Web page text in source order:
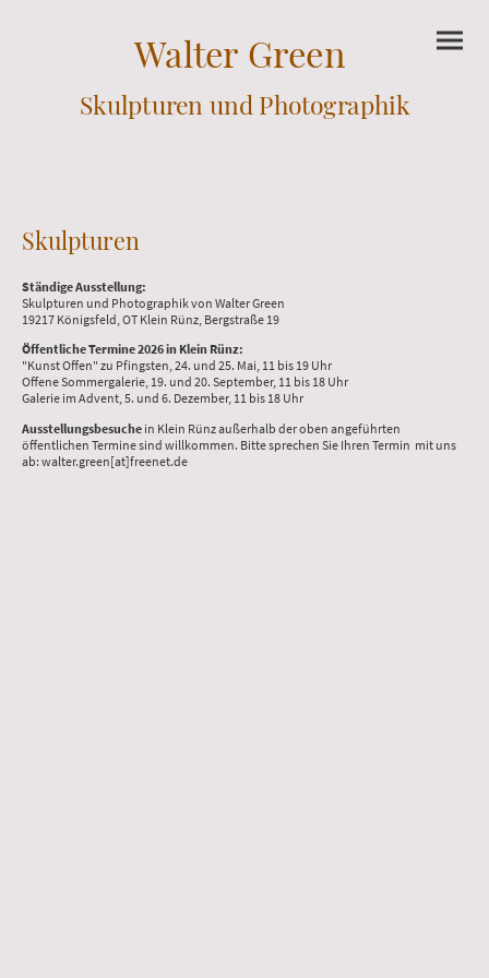
Walter Green
Skulpturen und Photographik
Skulpturen
Ständige Ausstellung:
Skulpturen und Photographik von Walter Green
19217 Königsfeld, OT Klein Rünz, Bergstraße 19
Öffentliche Termine 2026 in Klein Rünz:
"Kunst Offen" zu Pfingsten, 24. und 25. Mai, 11 bis 19 Uhr
Offene Sommergalerie, 19. und 20. September, 11 bis 18 Uhr
Galerie im Advent, 5. und 6. Dezember, 11 bis 18 Uhr
Ausstellungsbesuche in Klein Rünz außerhalb der oben angeführten
öffentlichen Termine sind willkommen. Bitte sprechen Sie Ihren Termin mit uns
ab: walter.green[at]freenet.de